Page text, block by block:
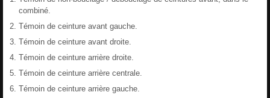
combiné.
Témoin de ceinture avant gauche.
Témoin de ceinture avant droite.
Témoin de ceinture arrière droite.
Témoin de ceinture arrière centrale.
Témoin de ceinture arrière gauche.